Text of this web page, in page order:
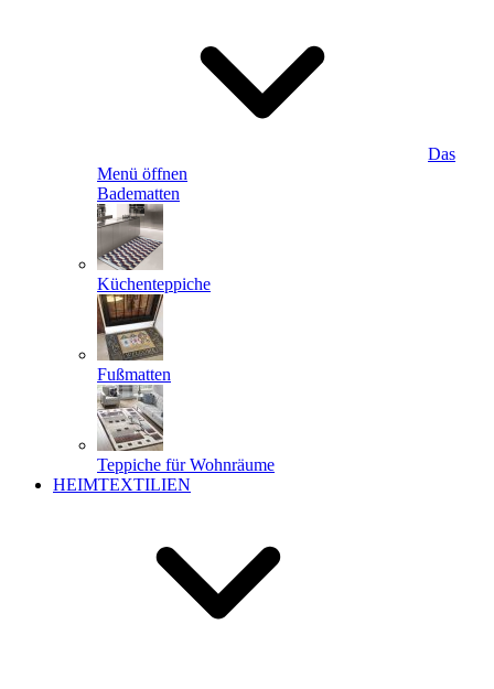
Das
Menü öffnen
Badematten
Küchenteppiche
Fußmatten
Teppiche für Wohnräume
HEIMTEXTILIEN